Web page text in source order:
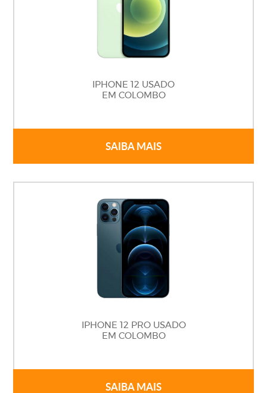
IPHONE 12 USADO
EM COLOMBO
SAIBA MAIS
IPHONE 12 PRO USADO
EM COLOMBO
SAIBA MAIS